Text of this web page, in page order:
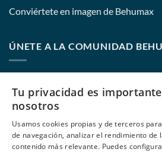
Conviértete en imagen de Behumax
ÚNETE A LA COMUNIDAD
E-mail:
Tu privacidad es
nosotros
Usamos cookies propias y de terceros
de navegación, analizar el rendimiento de
contenido más relevante. Puedes